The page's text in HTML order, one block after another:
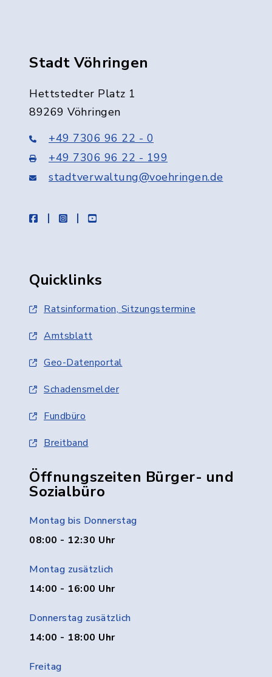
Stadt Vöhringen
Hettstedter Platz 1
89269 Vöhringen
+49 7306 96 22 - 0
+49 7306 96 22 - 199
stadtverwaltung@voehringen.de
facebookinstagramyoutube
Quicklinks
Ratsinformation, Sitzungstermine
Amtsblatt
Geo-Datenportal
Schadensmelder
Fundbüro
Breitband
Öffnungszeiten Bürger- und
Sozialbüro
Montag bis Donnerstag
08:00 - 12:30 Uhr
Montag zusätzlich
14:00 - 16:00 Uhr
Donnerstag zusätzlich
14:00 - 18:00 Uhr
Freitag